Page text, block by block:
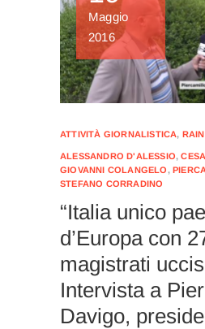
Maggio
2016
ATTIVITÀ GIORNALISTICA,
ALESSANDRO D'ALESSIO,
GIOVANNI COLANGELO ,
STEFANO CORRADINO
“Italia unico
d’Europa con
magistrati
Intervista a
Davigo,